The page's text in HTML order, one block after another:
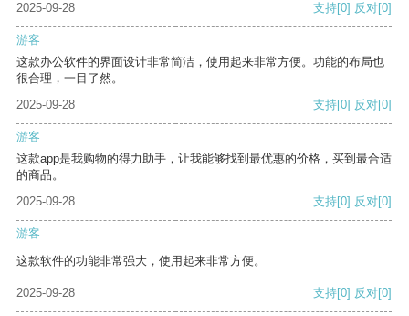
2025-09-28 支持[0] 反对[0]
游客
这款办公软件的界面设计非常简洁，使用起来非常方便。功能的布局也
很合理，一目了然。
2025-09-28
支持[0] 反对[0]
游客
这款app是我购物的得力助手，让我能够找到最优惠的价格，买到最合适
的商品。
2025-09-28
支持[0] 反对[0]
游客
这款软件的功能非常强大，使用起来非常方便。
2025-09-28 支持[0] 反对[0]